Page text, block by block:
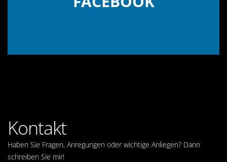
Kontakt
Haben Sie Fragen, Anregungen oder wichtige Anliegen? Dann
schreiben Sie mir!